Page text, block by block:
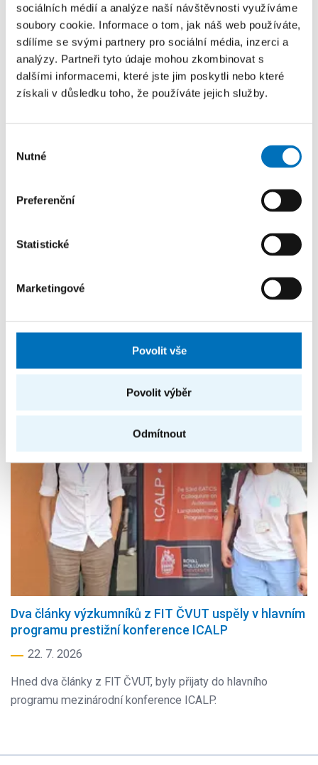
sociálních médií a analýze naší návštěvnosti využíváme
soubory cookie. Informace o tom, jak náš web používáte,
sdílíme se svými partnery pro sociální média, inzerci a
analýzy. Partneři tyto údaje mohou zkombinovat s
dalšími informacemi, které jste jim poskytli nebo které
získali v důsledku toho, že používáte jejich služby.
souhlasu
Nutné
Preferenční
Statistické
Marketingové
Povolit vše
Povolit výběr
Odmítnout
Výzkum z FIT ČVUT obstál mezi světovou špičkou
28. 7. 2026
Dva články výzkumníků z FIT ČVUT uspěly v hlavním
programu prestižní konference ICALP
22. 7. 2026
Hned dva články z FIT ČVUT, byly přijaty do hlavního
programu mezinárodní konference ICALP.